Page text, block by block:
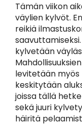
Tämän viikon
väylien kylvöt.
reikiä
kylvetään
levitetään myös
keskitytään
joissa tällä
sekä juuri
häiritä